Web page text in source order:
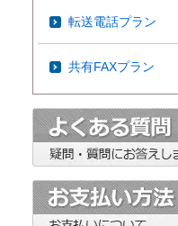
転送電話プラン
共有FAXプラン